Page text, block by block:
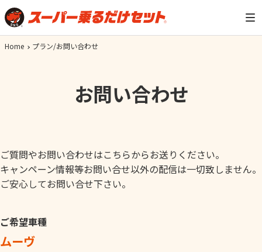
Home プラン/お問い合わせ
お問い合わせ
ご質問やお問い合わせはこちらからお送りください。
キャンペーン情報等お問い合せ以外の配信は一切致しません。
ご安心してお問い合せ下さい。
ご希望車種
ムーヴ